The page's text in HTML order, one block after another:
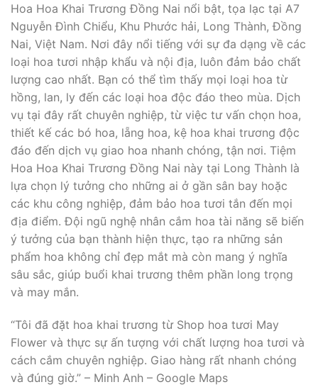
Hoa Hoa Khai Trương Đồng Nai nổi bật, tọa lạc tại A7
Nguyễn Đình Chiểu, Khu Phước hải, Long Thành, Đồng
Nai, Việt Nam. Nơi đây nổi tiếng với sự đa dạng về các
loại hoa tươi nhập khẩu và nội địa, luôn đảm bảo chất
lượng cao nhất. Bạn có thể tìm thấy mọi loại hoa từ
hồng, lan, ly đến các loại hoa độc đáo theo mùa. Dịch
vụ tại đây rất chuyên nghiệp, từ việc tư vấn chọn hoa,
thiết kế các bó hoa, lẵng hoa, kệ hoa khai trương độc
đáo đến dịch vụ giao hoa nhanh chóng, tận nơi. Tiệm
Hoa Hoa Khai Trương Đồng Nai này tại Long Thành là
lựa chọn lý tưởng cho những ai ở gần sân bay hoặc
các khu công nghiệp, đảm bảo hoa tươi tắn đến mọi
địa điểm. Đội ngũ nghệ nhân cắm hoa tài năng sẽ biến
ý tưởng của bạn thành hiện thực, tạo ra những sản
phẩm hoa không chỉ đẹp mắt mà còn mang ý nghĩa
sâu sắc, giúp buổi khai trương thêm phần long trọng
và may mắn.
“Tôi đã đặt hoa khai trương từ Shop hoa tươi May
Flower và thực sự ấn tượng với chất lượng hoa tươi và
cách cắm chuyên nghiệp. Giao hàng rất nhanh chóng
và đúng giờ.” – Minh Anh – Google Maps